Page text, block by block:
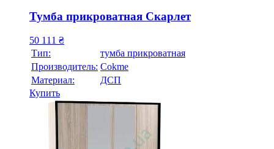
Тумба прикроватная Скарлет
50 111 ₴
Тип:
тумба прикроватная
Производитель: Cokme
Материал:
ДСП
Купить